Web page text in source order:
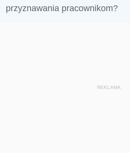
przyznawania pracownikom?
REKLAMA